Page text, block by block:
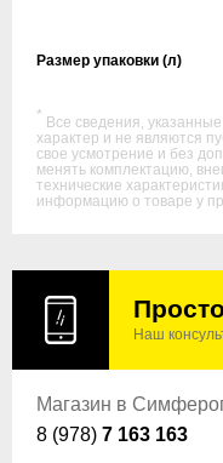
Размер упаковки (л)
* Все сведения,
характер и не являются
свое усмотрение и без
менять комплектацию,
технические
информацию о товаре у
Наш
Магазин в
8 (978) 7 163 163